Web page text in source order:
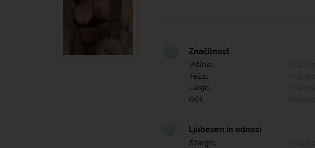
Značilnost
Višina:
Teža:
Lasje:
Oči:
Ljubezen in odnosi
Stanje: